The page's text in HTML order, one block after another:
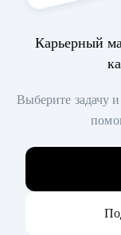
Карьерный
Выберите задачу